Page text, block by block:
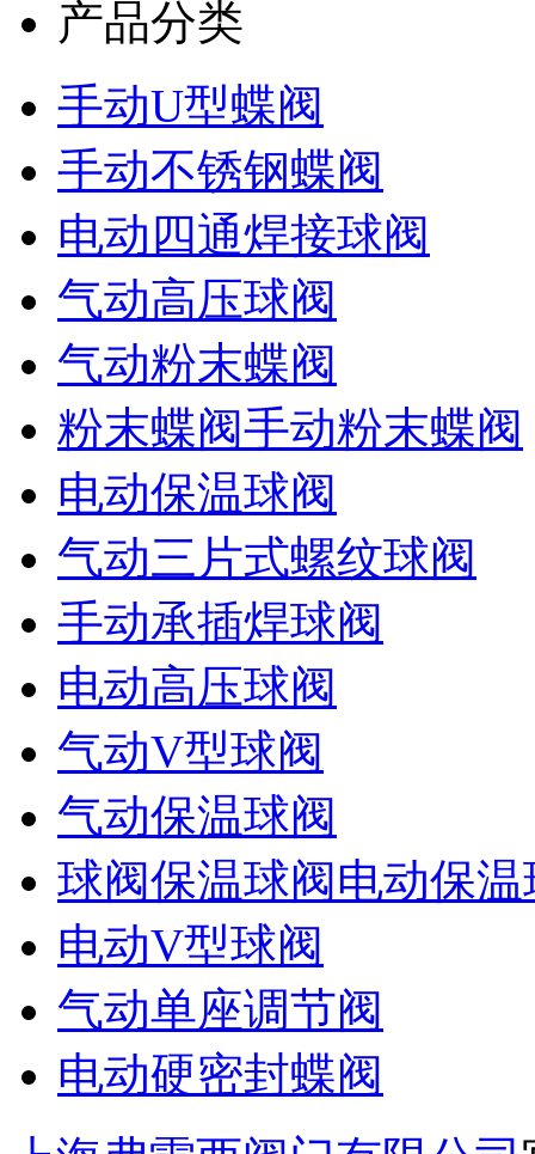
产品分类
手动U型蝶阀
手动不锈钢蝶阀
电动四通焊接球阀
气动高压球阀
气动粉末蝶阀
粉末蝶阀手动粉末蝶阀
电动保温球阀
气动三片式螺纹球阀
手动承插焊球阀
电动高压球阀
气动V型球阀
气动保温球阀
球阀保温球阀电动保温
电动V型球阀
气动单座调节阀
电动硬密封蝶阀